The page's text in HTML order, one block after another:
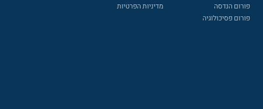
פורום הנדסה
פורום פסיכולוגיה
מדיניות הפרטיות